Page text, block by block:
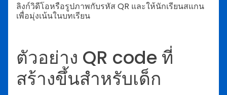
ลิงก์วิดีโอหรือรูปภาพกับรหัส QR และให้นักเรียนสแกน
เพื่อมุ่งเน้นในบทเรียน
ตัวอย่าง QR code ที่
สร้างขึ้นสำหรับเด็ก